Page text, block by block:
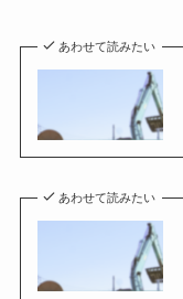
あわせて読みたい
あわせて読みたい